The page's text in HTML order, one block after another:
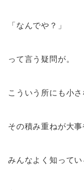
「なんでや？」
って言う疑問が。
こういう所にも小
その積み重ねが大事
みんなよく知って